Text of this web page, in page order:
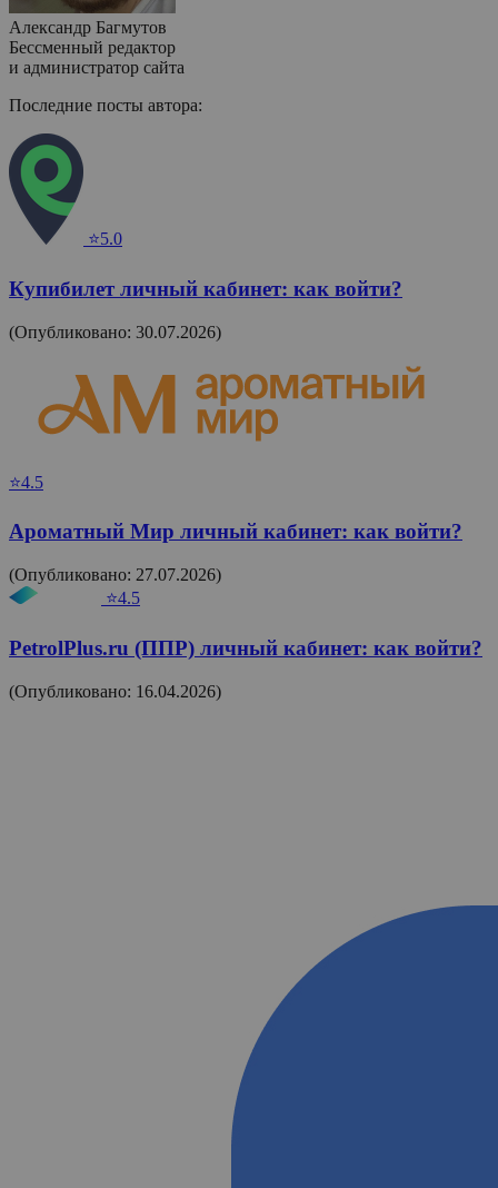
Александр Багмутов
Бессменный редактор
и администратор сайта
Последние посты автора:
⭐5.0
Купибилет личный кабинет: как войти?
(Опубликовано: 30.07.2026)
⭐4.5
Ароматный Мир личный кабинет: как войти?
(Опубликовано: 27.07.2026)
⭐4.5
PetrolPlus.ru (ППР) личный кабинет: как войти?
(Опубликовано: 16.04.2026)